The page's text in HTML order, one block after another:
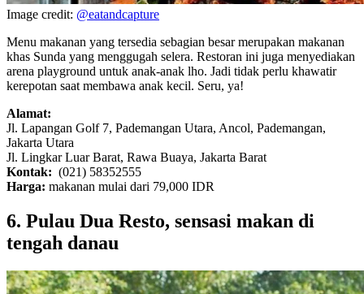
Image credit: @eatandcapture
Menu makanan yang tersedia sebagian besar merupakan makanan
khas Sunda yang menggugah selera. Restoran ini juga menyediakan
arena playground untuk anak-anak lho. Jadi tidak perlu khawatir
kerepotan saat membawa anak kecil. Seru, ya!
Alamat:
Jl. Lapangan Golf 7, Pademangan Utara, Ancol, Pademangan,
Jakarta Utara
Jl. Lingkar Luar Barat, Rawa Buaya, Jakarta Barat
Kontak: (021) 58352555
Harga: makanan mulai dari 79,000 IDR
6. Pulau Dua Resto, sensasi makan di
tengah danau